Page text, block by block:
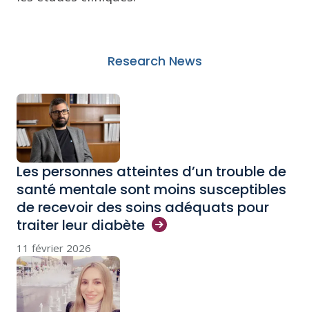
Research News
Les personnes atteintes d’un trouble de
santé mentale sont moins susceptibles
de recevoir des soins adéquats pour
traiter leur diabète
11 février 2026